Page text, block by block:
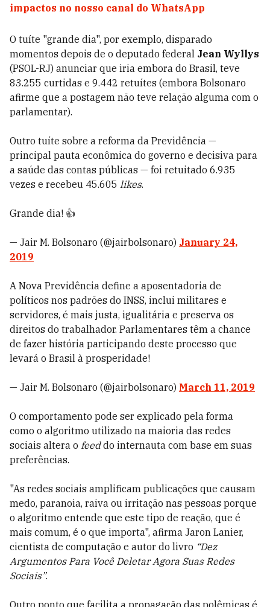
impactos no nosso canal do WhatsApp
O tuíte "grande dia", por exemplo, disparado
momentos depois de o deputado federal Jean Wyllys
(PSOL-RJ) anunciar que iria embora do Brasil, teve
83.255 curtidas e 9.442 retuítes (embora Bolsonaro
afirme que a postagem não teve relação alguma com o
parlamentar).
Outro tuíte sobre a reforma da Previdência —
principal pauta econômica do governo e decisiva para
a saúde das contas públicas — foi retuitado 6.935
vezes e recebeu 45.605 likes.
Grande dia! 👍
— Jair M. Bolsonaro (@jairbolsonaro) January 24,
2019
A Nova Previdência define a aposentadoria de
políticos nos padrões do INSS, inclui militares e
servidores, é mais justa, igualitária e preserva os
direitos do trabalhador. Parlamentares têm a chance
de fazer história participando deste processo que
levará o Brasil à prosperidade!
— Jair M. Bolsonaro (@jairbolsonaro) March 11, 2019
O comportamento pode ser explicado pela forma
como o algoritmo utilizado na maioria das redes
sociais altera o feeddo internauta com base em suas
preferências.
"As redes sociais amplificam publicações que causam
medo, paranoia, raiva ou irritação nas pessoas porque
o algoritmo entende que este tipo de reação, que é
mais comum, é o que importa", afirma Jaron Lanier,
cientista de computação e autor do livro “Dez
Argumentos Para Você Deletar Agora Suas Redes
Sociais”.
Outro ponto que facilita a propagação das polêmicas é